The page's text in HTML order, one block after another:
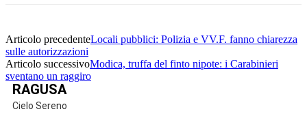
Articolo precedenteLocali pubblici: Polizia e VV.F. fanno chiarezza
sulle autorizzazioni
Articolo successivoModica, truffa del finto nipote: i Carabinieri
sventano un raggiro
RAGUSA
Cielo Sereno